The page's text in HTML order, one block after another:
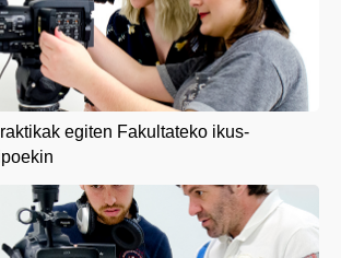
egiten Fakultateko ikus-